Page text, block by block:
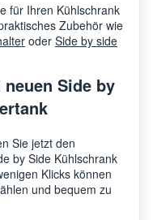
für Ihren Kühlschrank
Zubehör wie
oder Side by side
Side by
Sie jetzt den
by Side Kühlschrank
Klicks können
und bequem zu